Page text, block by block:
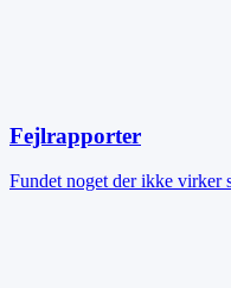
Fejlrapporter
Fundet noget der ikke virker